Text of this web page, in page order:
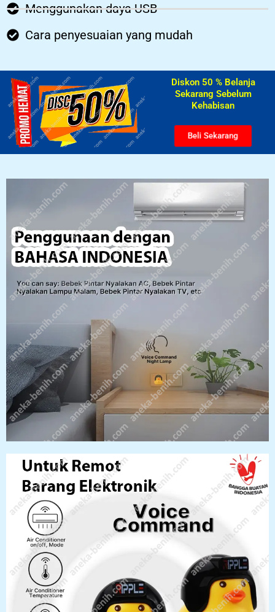
Menggunakan daya USB
Cara penyesuaian yang mudah
Diskon 50 % Belanja
Sekarang Sebelum
Kehabisan​
Beli Sekarang